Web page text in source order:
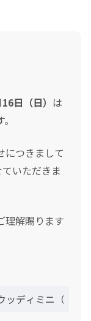
1万円単位）
、消費税額を含
費税率を含んだ
タル専用品番の
して近畿圏のみ
い。
え、壁から5セ
使用します。コ
日（日） は
につきまして
いただきま
理解賜ります